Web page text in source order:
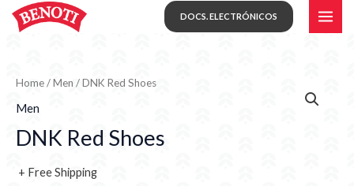
Skip
DOCS. ELECTRÓNICOS
Home/Men / DNK Red Shoes
Men
DNK Red Shoes
+ Free Shipping